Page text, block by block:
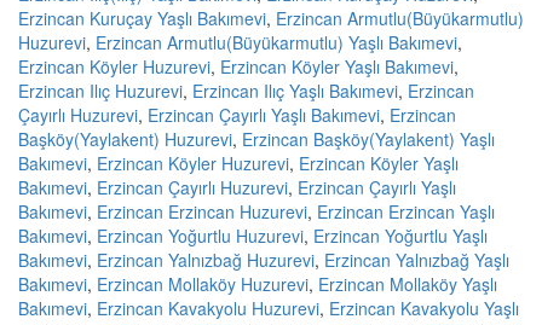
Erzincan Kuruçay Yaşlı Bakımevi, Erzincan Armutlu(Büyükarmutlu)
Huzurevi, Erzincan Armutlu(Büyükarmutlu) Yaşlı Bakımevi,
Erzincan Köyler Huzurevi, Erzincan Köyler Yaşlı Bakımevi,
Erzincan Ilıç Huzurevi, Erzincan Ilıç Yaşlı Bakımevi, Erzincan
Çayırlı Huzurevi, Erzincan Çayırlı Yaşlı Bakımevi, Erzincan
Başköy(Yaylakent) Huzurevi, Erzincan Başköy(Yaylakent) Yaşlı
Bakımevi, Erzincan Köyler Huzurevi, Erzincan Köyler Yaşlı
Bakımevi, Erzincan Çayırlı Huzurevi, Erzincan Çayırlı Yaşlı
Bakımevi, Erzincan Erzincan Huzurevi, Erzincan Erzincan Yaşlı
Bakımevi, Erzincan Yoğurtlu Huzurevi, Erzincan Yoğurtlu Yaşlı
Bakımevi, Erzincan Yalnızbağ Huzurevi, Erzincan Yalnızbağ Yaşlı
Bakımevi, Erzincan Mollaköy Huzurevi, Erzincan Mollaköy Yaşlı
Bakımevi, Erzincan Kavakyolu Huzurevi, Erzincan Kavakyolu Yaşlı